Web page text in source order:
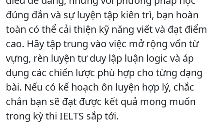
đúng đắn và sự luyện tập kiên trì, bạn hoàn
toàn có thể cải thiện kỹ năng viết và đạt điểm
cao. Hãy tập trung vào việc mở rộng vốn từ
vựng, rèn luyện tư duy lập luận logic và áp
dụng các chiến lược phù hợp cho từng dạng
bài. Nếu có kế hoạch ôn luyện hợp lý, chắc
chắn bạn sẽ đạt được kết quả mong muốn
trong kỳ thi IELTS sắp tới.